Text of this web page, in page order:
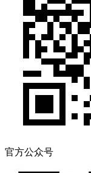
官方公众号